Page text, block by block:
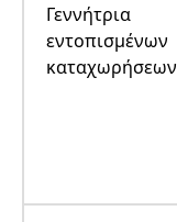
Γεννήτρια
εντοπισμένων
καταχωρήσεων